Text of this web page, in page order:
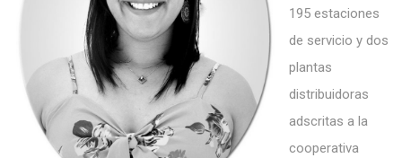
195 estaciones
de servicio y dos
plantas
distribuidoras
adscritas a la
cooperativa